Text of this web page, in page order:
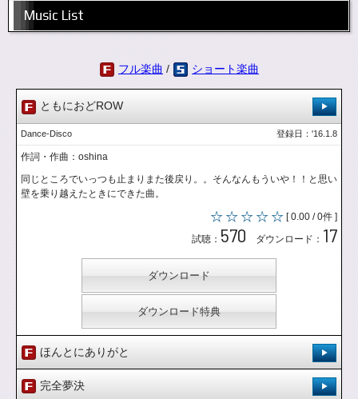
Music List
フル楽曲 / ショート楽曲
ともにおどROW
登録日：'16.1.8
Dance-Disco
作詞・作曲：oshina
同じところでいっつも止まりまた後戻り。。そんなんもういや！！と思い
壁を乗り越えたときにできた曲。
[ 0.00 / 0件 ]
試聴： 570 ダウンロード： 17
ダウンロード
ダウンロード特典
ほんとにありがと
登録日：'16.1.28
Pops 完全夢決